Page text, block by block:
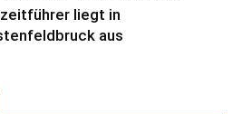
liegt in
aus